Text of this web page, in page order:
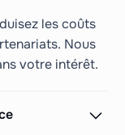
les coûts
Nous
votre intérêt.